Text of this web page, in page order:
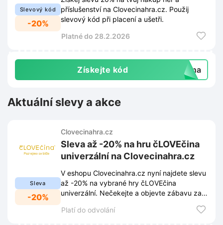
Slevový kód
-20%
příslušenství na Clovecinahra.cz. Použij
slevový kód při placení a ušetři.
Platné do 28.2.2026
Získejte kód cina
Aktuální slevy a akce
Sleva
-20%
Clovecinahra.cz
Sleva až -20% na hru čLOVEčina
univerzální na Clovecinahra.cz
V eshopu Clovecinahra.cz nyní najdete slevu
až -20% na vybrané hry čLOVEčina
univerzální. Nečekejte a objevte zábavu za
Platí do odvolání